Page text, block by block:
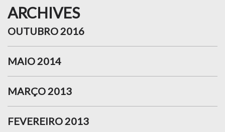
ARCHIVES
OUTUBRO 2016
MAIO 2014
MARÇO 2013
FEVEREIRO 2013